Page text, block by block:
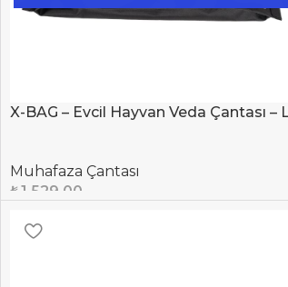
X-BAG – Evcil Hayvan Veda Çantası –
Muhafaza Çantası
₺ 1.529,00